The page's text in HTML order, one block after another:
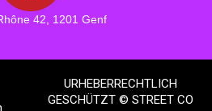
42, 1201 Genf
URHEBERRECHTLICH
GESCHÜTZT © STREET CO